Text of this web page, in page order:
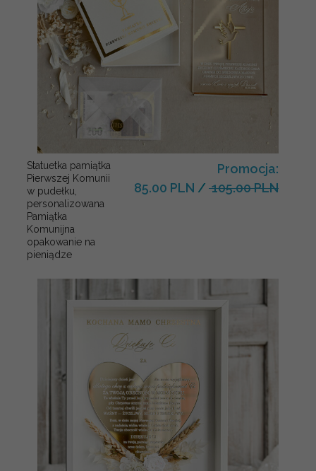
Statuetka pamiątka
Pierwszej Komunii
w pudełku,
personalizowana
Pamiątka
Komunijna
opakowanie na
pieniądze
Promocja:
85.00 PLN / 105.00 PLN